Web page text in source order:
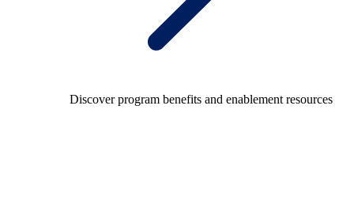
Discover program benefits and enablement resources